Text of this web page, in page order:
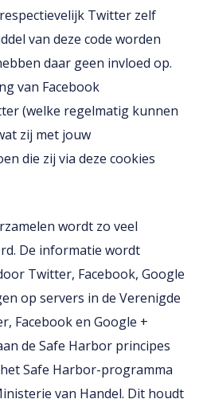
Twitter zelf
van deze code worden
daar geen invloed op.
van Facebook
(welke regelmatig kunnen
zij met jouw
die zij via deze cookies
wordt zo veel
De informatie wordt
Twitter, Facebook, Google
op servers in de Verenigde
Facebook en Google +
de Safe Harbor principes
Safe Harbor-programma
van Handel. Dit houdt